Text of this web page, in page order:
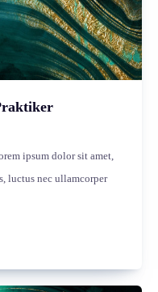
ipsum dolor sit amet,
luctus nec ullamcorper